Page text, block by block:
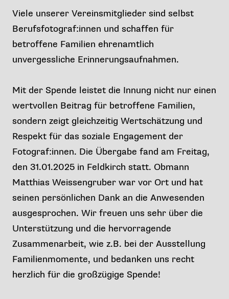
Viele unserer Vereinsmitglieder sind selbst
Berufsfotograf:innen und schaffen für
betroffene Familien ehrenamtlich
unvergessliche Erinnerungsaufnahmen.
Mit der Spende leistet die Innung nicht nur einen
wertvollen Beitrag für betroffene Familien,
sondern zeigt gleichzeitig Wertschätzung und
Respekt für das soziale Engagement der
Fotograf:innen. Die Übergabe fand am Freitag,
den 31.01.2025 in Feldkirch statt. Obmann
Matthias Weissengruber war vor Ort und hat
seinen persönlichen Dank an die Anwesenden
ausgesprochen. Wir freuen uns sehr über die
Unterstützung und die hervorragende
Zusammenarbeit, wie z.B. bei der Ausstellung
Familienmomente, und bedanken uns recht
herzlich für die großzügige Spende!